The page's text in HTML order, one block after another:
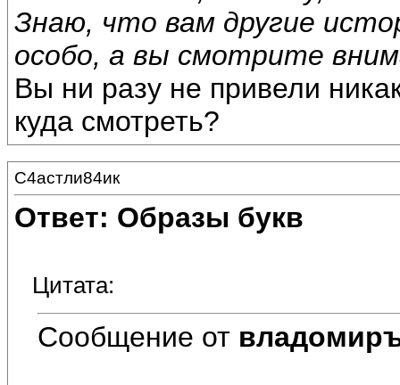
Знаю, что вам другие
особо, а вы смотрите
Вы ни разу не привели
куда смотреть?
С4астли84ик
Ответ: Образы букв
Цитата:
Сообщение от